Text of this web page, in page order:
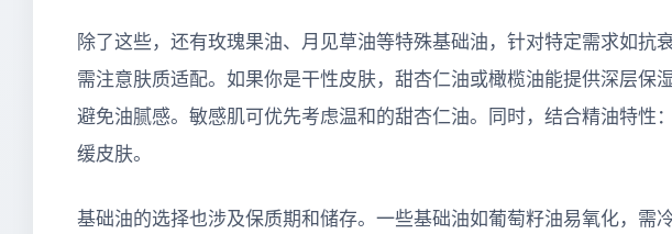
除了这些，还有玫瑰果油、月见草油等特殊基础油，针对特定需求如抗
需注意肤质适配。如果你是干性皮肤，甜杏仁油或橄榄油能提供深层保
避免油腻感。敏感肌可优先考虑温和的甜杏仁油。同时，结合精油特性
缓皮肤。
基础油的选择也涉及保质期和储存。一些基础油如葡萄籽油易氧化，需